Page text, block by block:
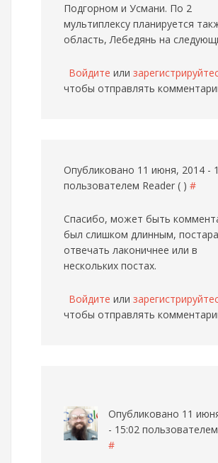
Подгорном и Усмани. По 2
мультиплексу планируется
область, Лебедянь на
Войдите или
чтобы отправлять
Опубликовано 11 июня, 2014 -
пользователем Reader ( ) #
Спасибо, может быть
был слишком длинным,
отвечать лаконичнее или в
нескольких постах.
Войдите или
чтобы отправлять
Опубликовано 11
- 15:02 пользователем
#